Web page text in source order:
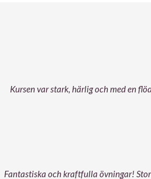
Kursen var stark, härlig och med en
Fantastiska och kraftfulla övningar!